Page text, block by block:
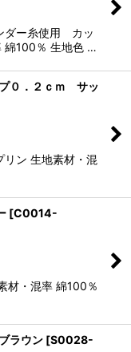
ダー糸使用 カッ
綿100％ 生地色 …
０．２ｃｍ サッ
ン 生地素材・混
[C0014-
材・混率 綿100％
ラウン [S0028-